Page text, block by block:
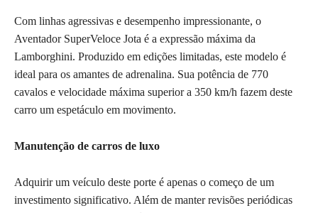
Com linhas agressivas e desempenho impressionante, o
Aventador SuperVeloce Jota é a expressão máxima da
Lamborghini. Produzido em edições limitadas, este modelo é
ideal para os amantes de adrenalina. Sua potência de 770
cavalos e velocidade máxima superior a 350 km/h fazem deste
carro um espetáculo em movimento.
Manutenção de carros de luxo
Adquirir um veículo deste porte é apenas o começo de um
investimento significativo. Além de manter revisões periódicas